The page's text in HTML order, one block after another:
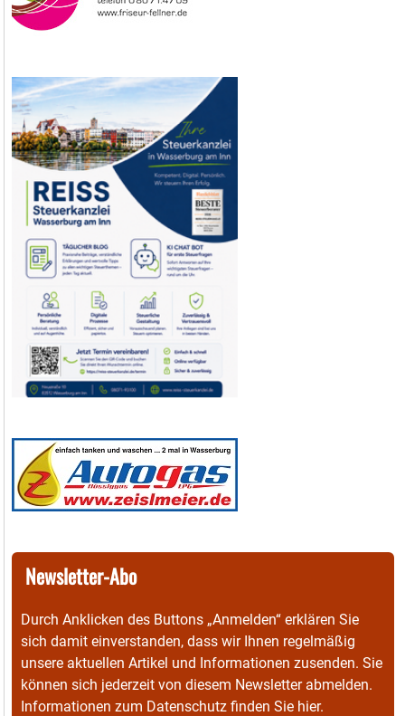
Newsletter-Abo
Durch Anklicken des Buttons „Anmelden“ erklären Sie
sich damit einverstanden, dass wir Ihnen regelmäßig
unsere aktuellen Artikel und Informationen zusenden. Sie
können sich jederzeit von diesem Newsletter abmelden.
Informationen zum Datenschutz finden Sie hier.